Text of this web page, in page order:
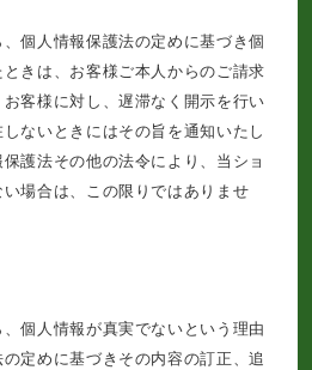
個人情報保護法の定めに基づき個
きは、お客様ご本人からのご請求
客様に対し、遅滞なく開示を行い
ないときにはその旨を通知いたし
護法その他の法令により、当ショ
場合は、この限りではありませ
個人情報が真実でないという理由
定めに基づきその内容の訂正、追